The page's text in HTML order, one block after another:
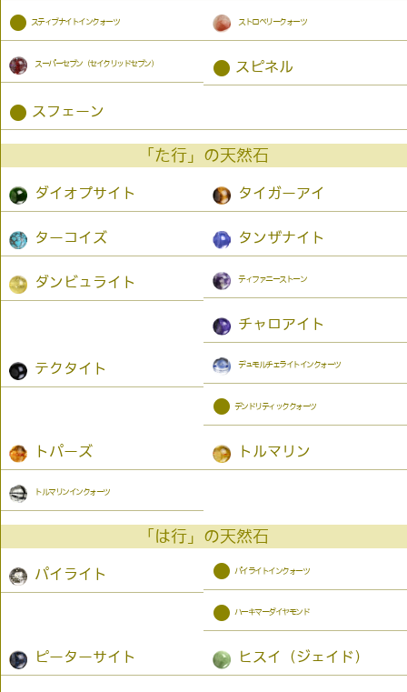
● スティブナイトインクォーツ ストロベリークォーツ
スーパーセブン（セイクリッドセブン） ● スピネル
● スフェーン
「た行」の天然石
ダイオプサイト タイガーアイ
ターコイズ タンザナイト
ダンビュライト ティファニーストーン
チャロアイト
テクタイト デュモルチェライトインクォーツ
● デンドリティッククォーツ
トパーズ トルマリン
トルマリンインクォーツ
「は行」の天然石
パイライト ● パイライトインクォーツ
● ハーキマーダイヤモンド
ピーターサイト ヒスイ（ジェイド）